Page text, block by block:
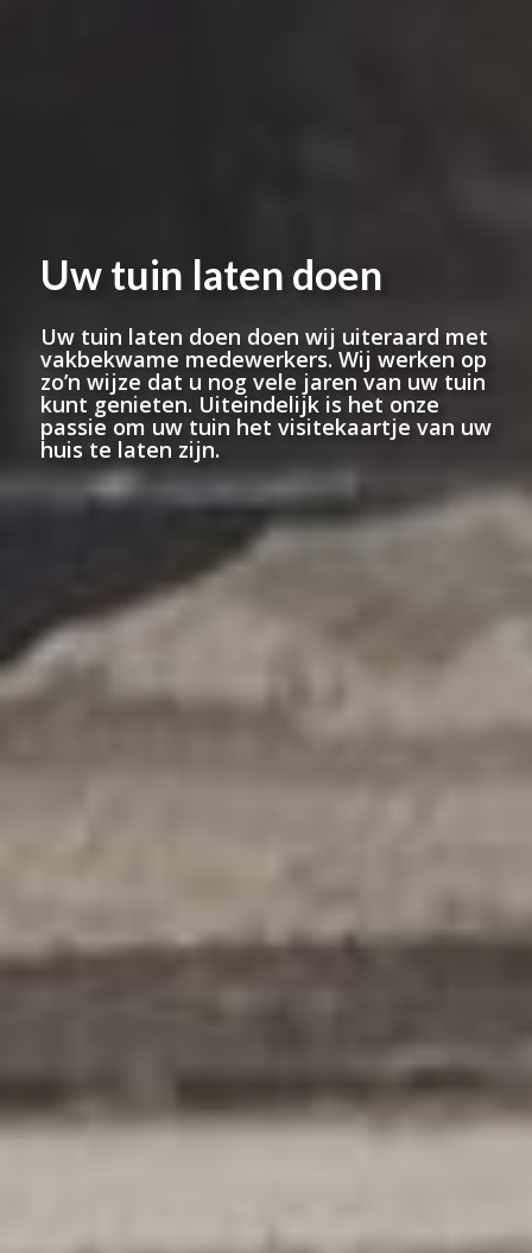
Uw tuin laten doen
Uw tuin laten doen doen wij uiteraard met
vakbekwame medewerkers. Wij werken op
zo’n wijze dat u nog vele jaren van uw tuin
kunt genieten. Uiteindelijk is het onze
passie om uw tuin het visitekaartje van uw
huis te laten zijn.